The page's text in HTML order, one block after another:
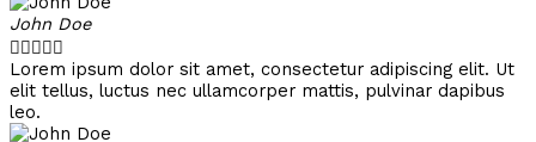
John Doe

Lorem ipsum dolor sit amet, consectetur adipiscing elit. Ut
elit tellus, luctus nec ullamcorper mattis, pulvinar dapibus
leo.